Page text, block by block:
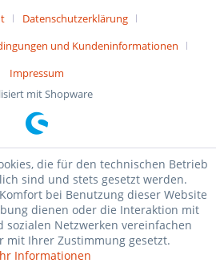
Datenschutzerklärung
und Kundeninformationen
Impressum
mit Shopware
die für den technischen Betrieb
sind und stets gesetzt werden.
bei Benutzung dieser Website
dienen oder die Interaktion mit
sozialen Netzwerken vereinfachen
mit Ihrer Zustimmung gesetzt.
Informationen